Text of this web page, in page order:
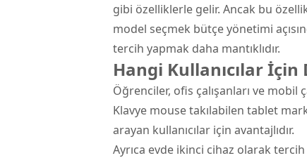
gibi özelliklerle gelir. Ancak bu
model seçmek bütçe yönetimi
tercih yapmak daha mantıklıdır.
Hangi Kullanıcılar İçin
Öğrenciler, ofis çalışanları ve
Klavye mouse takılabilen tablet
arayan kullanıcılar için avantajlıdır.
Ayrıca evde ikinci cihaz olarak